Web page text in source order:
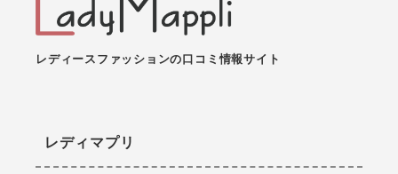
レディースファッションの口コミ情報サイト
レディマプリ